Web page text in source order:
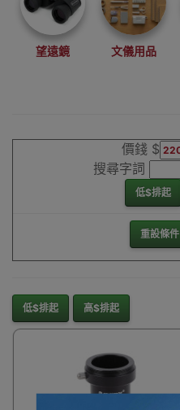
望遠鏡 文儀用品
價錢 $
搜尋字詞
低$排起
重設條件
低$排起 高$排起